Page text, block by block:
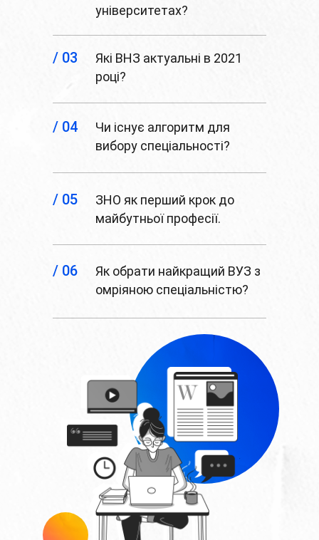
університетах?
Які ВНЗ актуальні в 2021
році?
/ 03
Чи існує алгоритм для
вибору спеціальності?
/ 04
ЗНО як перший крок до
майбутньої професії.
/ 05
Як обрати найкращий ВУЗ з
омріяною спеціальністю?
/ 06